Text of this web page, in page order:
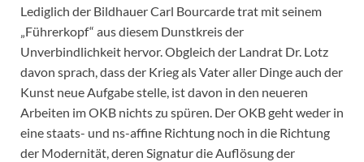
Lediglich der Bildhauer Carl Bourcarde trat mit seinem
„Führerkopf“ aus diesem Dunstkreis der
Unverbindlichkeit hervor. Obgleich der Landrat Dr. Lotz
davon sprach, dass der Krieg als Vater aller Dinge auch der
Kunst neue Aufgabe stelle, ist davon in den neueren
Arbeiten im OKB nichts zu spüren. Der OKB geht weder in
eine staats- und ns-affine Richtung noch in die Richtung
der Modernität, deren Signatur die Auflösung der